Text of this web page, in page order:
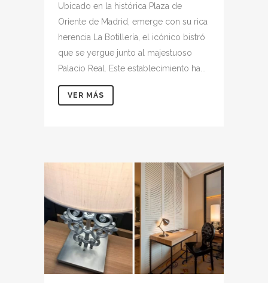
Ubicado en la histórica Plaza de
Oriente de Madrid, emerge con su rica
herencia La Botillería, el icónico bistró
que se yergue junto al majestuoso
Palacio Real. Este establecimiento ha...
VER MÁS